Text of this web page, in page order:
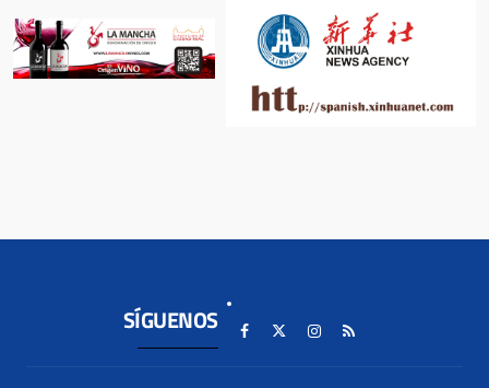
SÍGUENOS